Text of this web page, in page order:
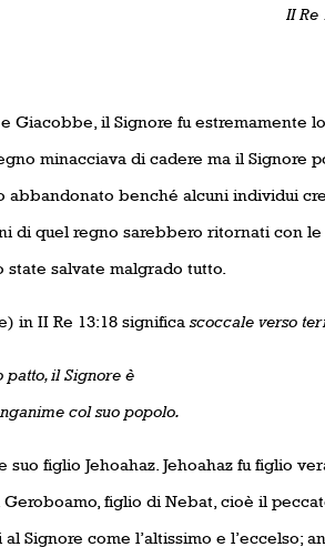
II Re
Giacobbe, il Signore fu estremamente
minacciava di cadere ma il Signore
abbandonato benché alcuni individui
di quel regno sarebbero ritornati con le
salvate malgrado tutto.
in II Re 13:18 significa scoccale verso
patto, il Signore è
suo popolo.
suo figlio Jehoahaz. Jehoahaz fu figlio
figlio di Nebat, cioè il
Signore come l’altissimo e l’eccelso;